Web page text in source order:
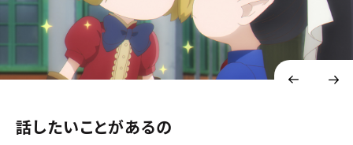
話したいことがあるの